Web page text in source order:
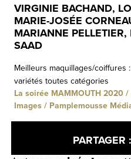
VIRGINIE BACHAND,
MARIE-JOSÉE
MARIANNE PELLETIER,
SAAD
Meilleurs maquillages/coiffures
variétés toutes catégories
La soirée MAMMOUTH 2020
Images / Pamplemousse
PARTAGER :